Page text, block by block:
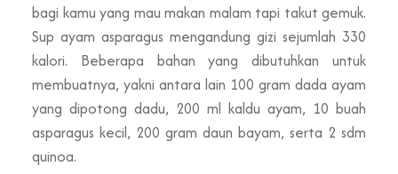
bagi kamu yang mau makan malam tapi takut gemuk.
Sup ayam asparagus mengandung gizi sejumlah 330
kalori. Beberapa bahan yang dibutuhkan untuk
membuatnya, yakni antara lain 100 gram dada ayam
yang dipotong dadu, 200 ml kaldu ayam, 10 buah
asparagus kecil, 200 gram daun bayam, serta 2 sdm
quinoa.